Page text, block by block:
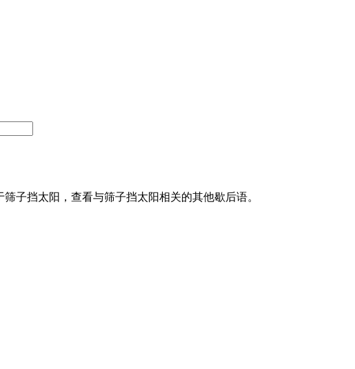
子挡太阳，查看与筛子挡太阳相关的其他歇后语。